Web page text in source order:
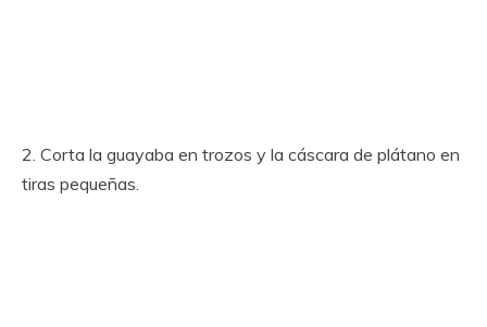
2. Corta la guayaba en trozos y la cáscara de plátano en
tiras pequeñas.